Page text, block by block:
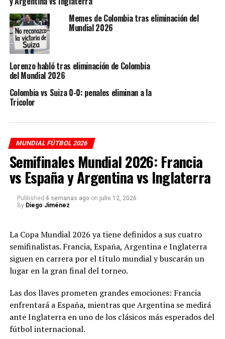
p.m. (Colombia)
🇳🇿 Nueva Zelanda vs Bélgica
🇪🇬 Egipto vs Irán
📊 Análisis del día
Uruguay y España, seguido por el duelo entreNoruega
y Francia, dos encuentros de alto nivel que pueden
definir posiciones importantes en la fase de grupos.
RELATED TOPICS: MUNDIAL 2026
PARTIDOS EN VIVO
PROGRAMACIÓN MUNDIAL 2026
URUGUAY VS ESPAÑA
Agenda Mundial 2026: partidos del sábado 27 de junio
en vivo
DON'T MISS
Agenda Mundial 2026: partidos del jueves 25 de junio en
vivo
Diego Jiménez
Memes de Colombia tras eliminación del
Mundial 2026
Lorenzo habló tras eliminación de Colombia
del Mundial 2026
Colombia vs Suiza 0-0: penales eliminan a la
Tricolor
MUNDIAL FÚTBOL 2026
Semifinales Mundial 2026: Francia
vs España y Argentina vs Inglaterra
Published 4 semanas ago on julio 12, 2026
By Diego Jiménez
La Copa Mundial 2026 ya tiene definidos a sus cuatro
semifinalistas. Francia, España, Argentina e Inglaterra
siguen en carrera por el título mundial y buscarán un
lugar en la gran final del torneo.
Las dos llaves prometen grandes emociones: Francia
enfrentará a España, mientras que Argentina se medirá
ante Inglaterra en uno de los clásicos más esperados del
fútbol internacional.